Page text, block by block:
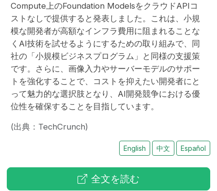
Compute上のFoundation ModelsをクラウドAPIコ
ストなしで提供すると発表しました。これは、小規
模な開発者が高額なインフラ費用に阻まれることな
くAI技術を試せるようにするための取り組みで、同
社の「小規模ビジネスプログラム」と同様の支援策
です。さらに、画像入力やサーバーモデルのサポー
トを強化することで、コストを抑えたい開発者にと
って魅力的な選択肢となり、AI開発競争における優
位性を確保することを目指しています。
(出典：TechCrunch)
English 中文 Español
全文を読む